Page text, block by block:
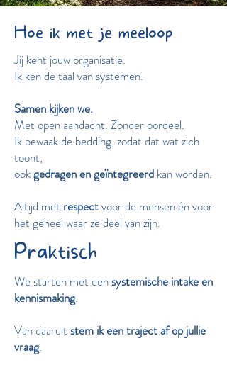
Hoe ik met je meeloop
Jij kent jouw organisatie.
Ik ken de taal van systemen.
Samen kijken we.
Met open aandacht. Zonder oordeel.
Ik bewaak de bedding, zodat dat wat zich
toont,
ookgedragen en geïntegreerd kan worden.
Altijd met respectvoor de mensen én voor
het geheel waar ze deel van zijn.
Praktisch
We starten met eensystemische intake en
kennismaking.
Van daaruit stem ik een traject af op jullie
vraag.